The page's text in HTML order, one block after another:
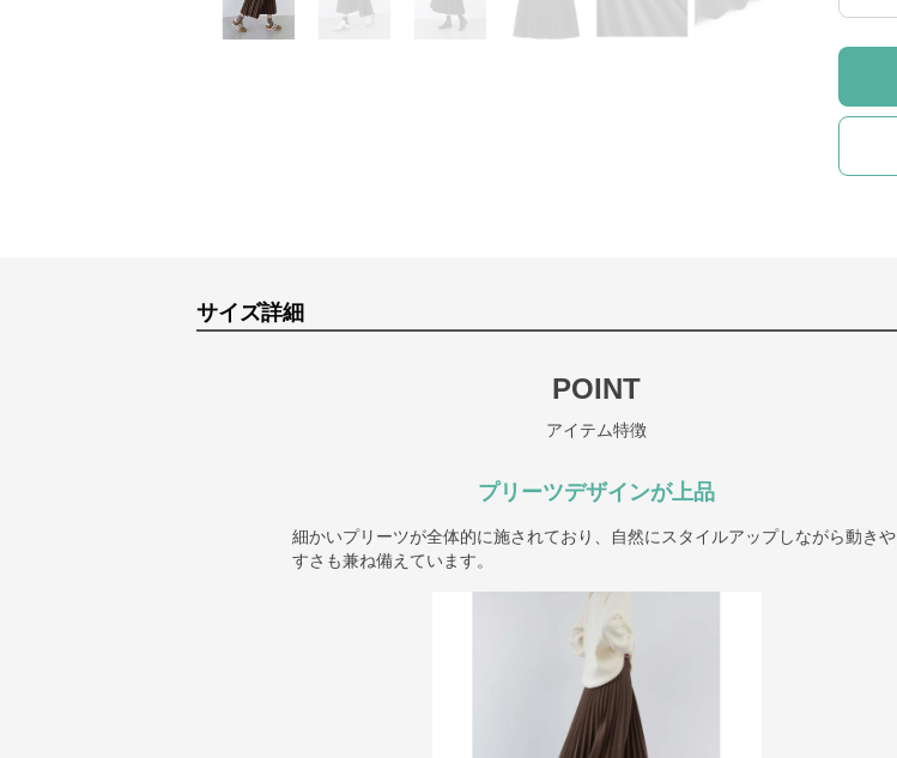
サイズ詳細
POINT
アイテム特徴
プリーツデザインが上品
細かいプリーツが全体的に施されており、自然にスタイルアップしながら動きや
すさも兼ね備えています。